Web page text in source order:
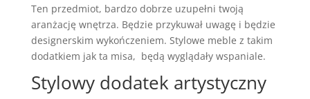
Ten przedmiot, bardzo dobrze uzupełni twoją
aranżację wnętrza. Będzie przykuwał uwagę i będzie
designerskim wykończeniem. Stylowe meble z takim
dodatkiem jak ta misa, będą wyglądały wspaniale.
Stylowy dodatek artystyczny